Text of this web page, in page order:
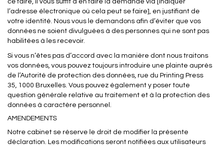
ce faire, il vous suffit d’en faire la demande via [indiquer
l’adresse électronique où cela peut se faire], en justifiant de
votre identité. Nous vous le demandons afin d’éviter que vos
données ne soient divulguées à des personnes qui ne sont pas
habilitées à les recevoir.
Si vous n’êtes pas d’accord avec la manière dont nous traitons
vos données, vous pouvez toujours introduire une plainte auprès
de l’Autorité de protection des données, rue du Printing Press
35, 1000 Bruxelles. Vous pouvez également y poser toute
question générale relative au traitement et à la protection des
données à caractère personnel.
AMENDEMENTS
Notre cabinet se réserve le droit de modifier la présente
déclaration. Les modifications seront notifiées aux utilisateurs